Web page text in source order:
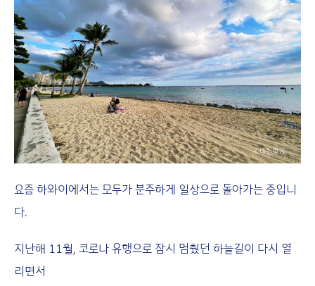
요즘 하와이에서는 모두가 분주하게 일상으로 돌아가는 중입니
다.
지난해 11월, 코로나 유행으로 잠시 멈췄던 하늘길이 다시 열
리면서